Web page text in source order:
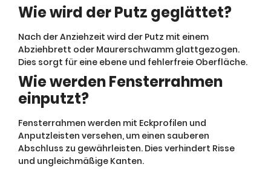
Wie wird der Putz geglättet?
Nach der Anziehzeit wird der Putz mit einem
Abziehbrett oder Maurerschwamm glattgezogen.
Dies sorgt für eine ebene und fehlerfreie Oberfläche.
Wie werden Fensterrahmen
einputzt?
Fensterrahmen werden mit Eckprofilen und
Anputzleisten versehen, um einen sauberen
Abschluss zu gewährleisten. Dies verhindert Risse
und ungleichmäßige Kanten.